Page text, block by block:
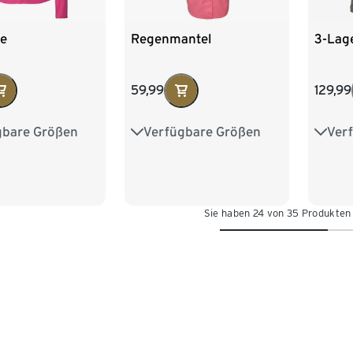
Größen
38 40
Regenmantel
59,99
Verfügbare Größen
34 36 38 40
3-
129,99
34
Sie haben 24 von 35